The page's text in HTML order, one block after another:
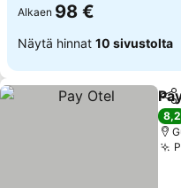
Alkaen 98 €
Näytä hinnat 10 sivustolta
Jaa
8,2